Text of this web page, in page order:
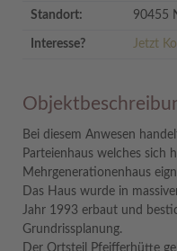
Standort: 90455
Interesse? Jetzt
Bei diesem Anwesen
Parteienhaus welches sich
Mehrgenerationenhaus
Das Haus wurde in
Jahr 1993 erbaut und
Grundrissplanung.
Der Ortsteil Pfeifferhütte